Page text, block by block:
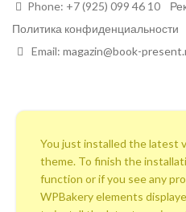
Phone: +7 (925) 099 46 10
Политика конфиденциальности
Email: magazin@book-
You just installed the latest
theme. To finish the
function or if you see any
WPBakery elements